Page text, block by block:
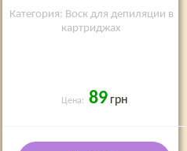
Категория: Воск для депиляции в
картриджах
Цена: 89 грн